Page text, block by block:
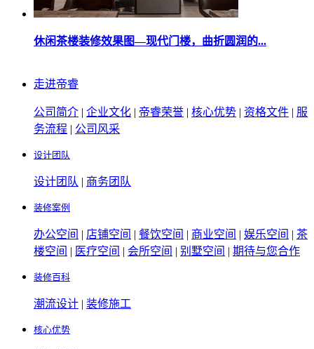
休闲茶楼装修效果图—现代门楼，曲折圆润的...
走进帝睿
公司简介 | 企业文化 | 帝睿荣誉 | 核心优势 | 资格文件 | 服
务流程 | 公司风采
设计团队
设计团队 | 商务团队
装修案例
办公空间 | 店铺空间 | 餐饮空间 | 商业空间 | 娱乐空间 | 茶
楼空间 | 医疗空间 | 会所空间 | 别墅空间 | 期待与您合作
装修百科
潮流设计 | 装修施工
核心优势